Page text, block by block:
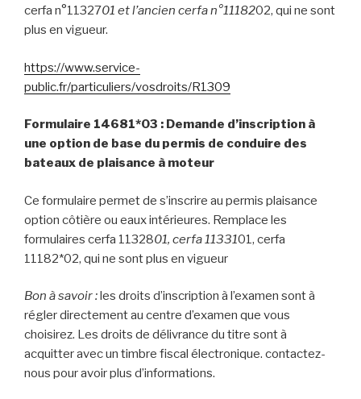
cerfa n°1132701 et l’ancien cerfa n°1118202, qui ne sont
plus en vigueur.
https://www.service-
public.fr/particuliers/vosdroits/R1309
Formulaire 14681*03 : Demande d’inscription à
une option de base du permis de conduire des
bateaux de plaisance à moteur
Ce formulaire permet de s’inscrire au permis plaisance
option côtière ou eaux intérieures. Remplace les
formulaires cerfa 1132801, cerfa 1133101, cerfa
11182*02, qui ne sont plus en vigueur
Bon à savoir :les droits d’inscription à l’examen sont à
régler directement au centre d’examen que vous
choisirez. Les droits de délivrance du titre sont à
acquitter avec un timbre fiscal électronique. contactez-
nous pour avoir plus d’informations.